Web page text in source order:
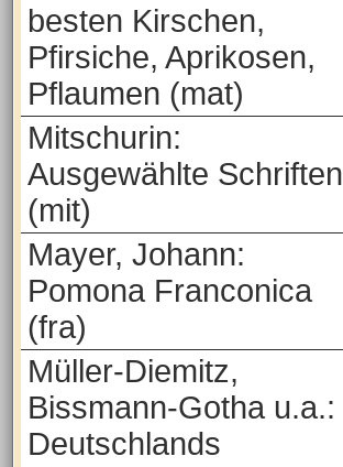
besten Kirschen,
Pfirsiche, Aprikosen,
Pflaumen (mat)
Mitschurin:
Ausgewählte Schriften
(mit)
Mayer, Johann:
Pomona Franconica
(fra)
Müller-Diemitz,
Bissmann-Gotha u.a.:
Deutschlands